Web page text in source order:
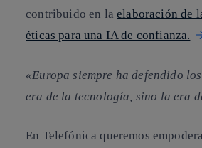
contribuido en laelaboración de
éticas para una IA de confianza.
«Europa siempre ha defendido
era de la tecnología, sino la era
En Telefónica queremos